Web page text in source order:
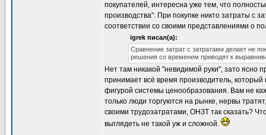
покупателей, интересна уже тем, что
производства". При покупке никто затраты с
соответствии со своими представлениями о
igrek писал(а):
Сравнение затрат с затратами делает не
решения со временем приводят к
Нет там никакой "невидимой руки", зато ясно
принимает всё время производитель, который
фигурой системы ценообразования. Вам не
только люди торгуются на рынке, нервы
своими трудозатратами, ОНЗТ так сказать?
выглядеть не такой уж и сложной.